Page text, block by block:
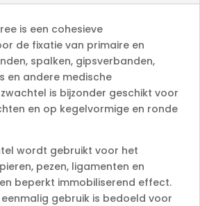
is een cohesieve
de fixatie van primaire en
spalken, gipsverbanden,
en andere medische
is bijzonder geschikt voor
en op kegelvormige en ronde
wordt gebruikt voor het
pezen, ligamenten en
beperkt immobiliserend effect.
gebruik is bedoeld voor